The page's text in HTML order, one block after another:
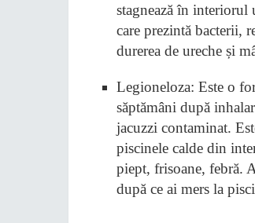
stagnează în
care prezintă bacterii,
durerea de ureche și
Legioneloza: Este o
săptămâni după
jacuzzi contaminat.
piscinele calde din
piept, frisoane, febră.
după ce ai mers la